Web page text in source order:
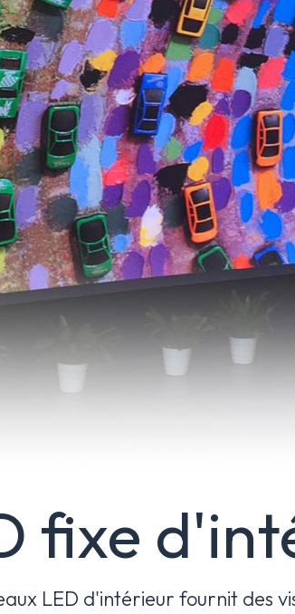
fixe
LED d'intérieur fournit des